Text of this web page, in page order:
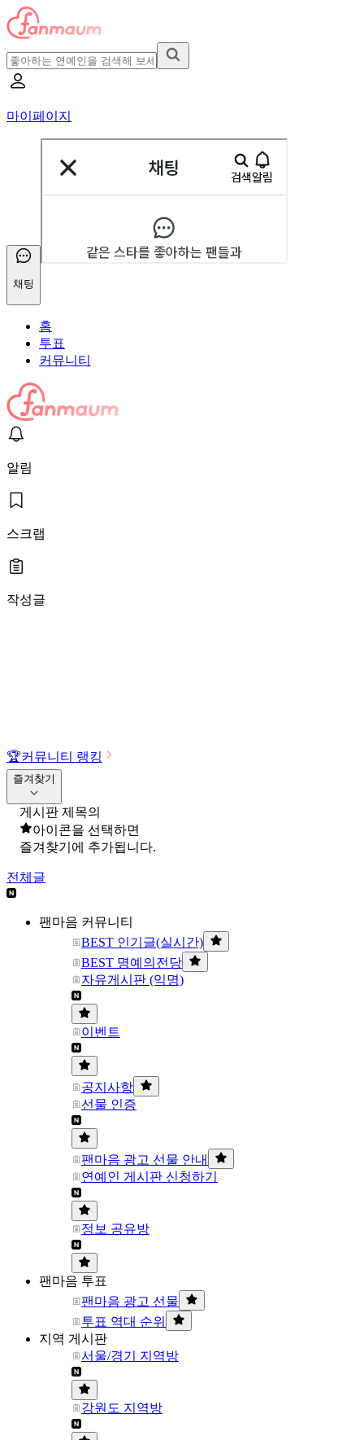
마이페이지
채팅
홈
투표
커뮤니티
알림
스크랩
작성글
🏆커뮤니티 랭킹
즐겨찾기
게시판 제목의
아이콘을 선택하면
즐겨찾기에 추가됩니다.
전체글
팬마음 커뮤니티
BEST 인기글(실시간)
BEST 명예의전당
자유게시판 (익명)
이벤트
공지사항
선물 인증
팬마음 광고 선물 안내
연예인 게시판 신청하기
정보 공유방
팬마음 투표
팬마음 광고 선물
투표 역대 순위
지역 게시판
서울/경기 지역방
강원도 지역방